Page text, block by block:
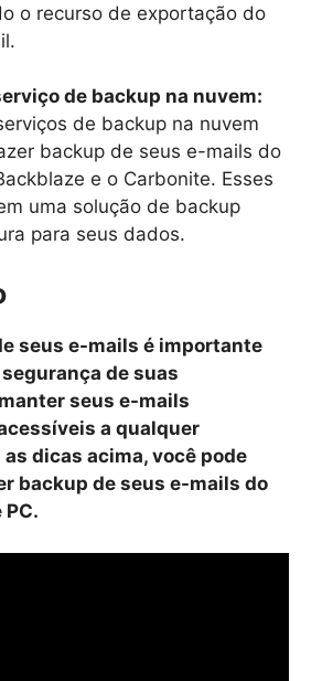
o recurso de exportação do
de backup na nuvem:
de backup na nuvem
backup de seus e-mails do
e o Carbonite. Esses
uma solução de backup
para seus dados.
seus e-mails é importante
de suas
seus e-mails
a qualquer
as dicas acima, você pode
backup de seus e-mails do
PC.